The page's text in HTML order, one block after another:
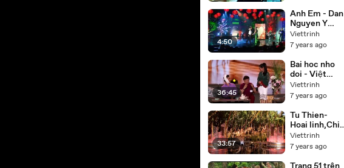
4:50
Anh Em - Dan
Nguyen Y
Phung
Viettrinh
7 years ago
36:45
Bai hoc nho
doi - Việt
Hương, Chí
Tài, Thúy Nga,
Viettrinh
7 years ago
33:57
Tu Thien-
Hoai linh,Chi
tai,Trung
Dan,Thuy
Viettrinh
7 years ago